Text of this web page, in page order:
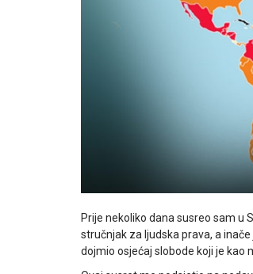
Prije nekoliko dana susreo sam u
stručnjak za ljudska prava, a
dojmio osjećaj slobode koji je kao